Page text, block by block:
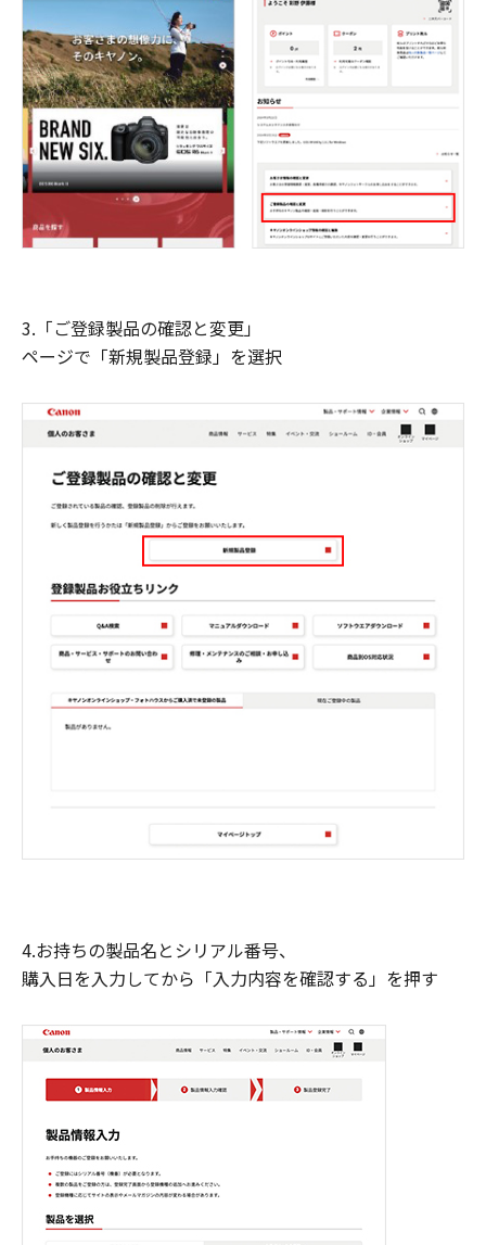
3.「ご登録製品の確認と変更」
ページで「新規製品登録」を選択
4.お持ちの製品名とシリアル番号、
購入日を入力してから「入力内容を確認する」を押す